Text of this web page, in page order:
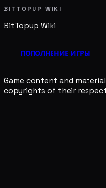
BITTOPUP WIKI
BitTopup Wiki
ПОПОЛНЕНИЕ ИГРЫ
Game content and
copyrights of their